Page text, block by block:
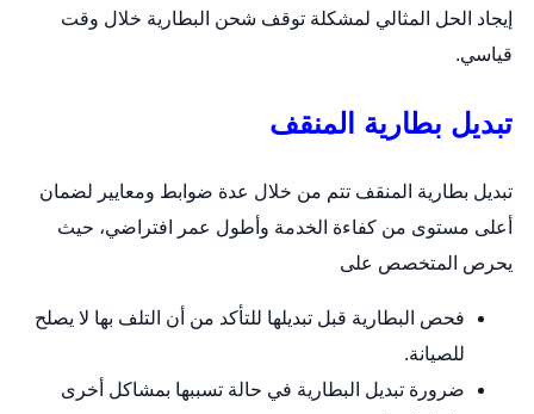
إيجاد الحل المثالي لمشكلة توقف شحن البطارية خلال وقت
قياسي.
تبديل بطارية المنقف
تبديل بطارية المنقف تتم من خلال عدة ضوابط ومعايير لضمان
أعلى مستوى من كفاءة الخدمة وأطول عمر افتراضي، حيث
يحرص المتخصص على
فحص البطارية قبل تبديلها للتأكد من أن التلف بها لا يصلح
للصيانة.
ضرورة تبديل البطارية في حالة تسببها بمشاكل أخرى